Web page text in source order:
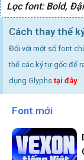
Lọc font: Bold,
Cách thay thế
Đối với một số font
thể các ký tự gốc để
dụng Glyphs tại đây.
Font mới